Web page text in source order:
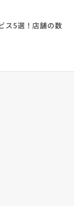
ス5選！店舗の数